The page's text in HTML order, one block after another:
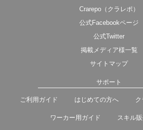
Crarepo（クラレポ）
公式Facebookページ
公式Twitter
掲載メディア様一覧
サイトマップ
サポート
ご利用ガイド はじめての方へ
ワーカー用ガイド スキル